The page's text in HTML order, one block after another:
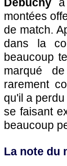
montées
de match.
dans la
beaucoup
marqué
rarement
qu'il a
se faisant
beaucoup
La note du